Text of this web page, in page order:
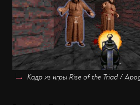
Кадр из игры Rise of the Triad /